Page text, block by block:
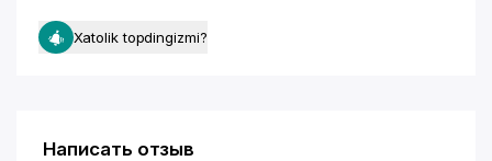
Xatolik topdingizmi?
Написать отзыв